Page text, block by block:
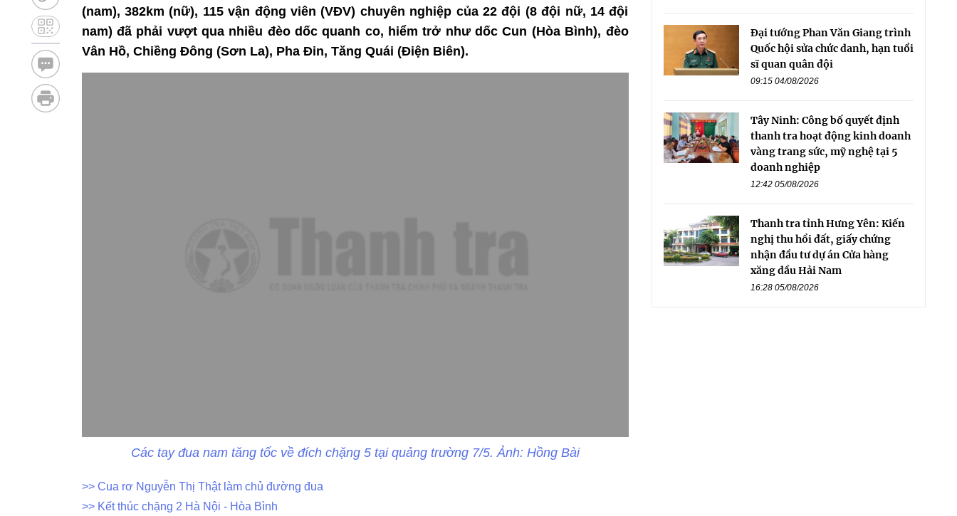
(nam), 382km (nữ), 115 vận động viên (VĐV) chuyên nghiệp của 22 đội (8 đội nữ, 14 đội
nam) đã phải vượt qua nhiều đèo dốc quanh co, hiểm trở như dốc Cun (Hòa Bình), đèo
Vân Hồ, Chiềng Đông (Sơn La), Pha Đin, Tăng Quái (Điện Biên).
Các tay đua nam tăng tốc về đích chặng 5 tại quảng trường 7/5. Ảnh: Hồng Bài
>> Cua rơ Nguyễn Thị Thật làm chủ đường đua
>> Kết thúc chặng 2 Hà Nội - Hòa Bình
Đại tướng Phan Văn Giang trình
Quốc hội sửa chức danh, hạn tuổi
sĩ quan quân đội
09:15 04/08/2026
Tây Ninh: Công bố quyết định
thanh tra hoạt động kinh doanh
vàng trang sức, mỹ nghệ tại 5
doanh nghiệp
12:42 05/08/2026
Thanh tra tỉnh Hưng Yên: Kiến
nghị thu hồi đất, giấy chứng
nhận đầu tư dự án Cửa hàng
xăng dầu Hải Nam
16:28 05/08/2026